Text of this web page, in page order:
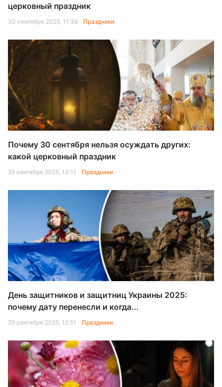
церковный праздник
30 сентября 2025, 11:38 Праздники
Почему 30 сентября нельзя осуждать других:
какой церковный праздник
29 сентября 2025, 13:11 Праздники
День защитников и защитниц Украины 2025:
почему дату перенесли и когда...
29 сентября 2025, 12:51 Праздники